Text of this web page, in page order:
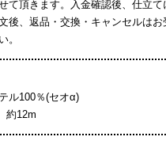
て頂きます。入金確認後、仕立て
後、返品・交換・キャンセルはお
。
ル100％(セオα)
12m